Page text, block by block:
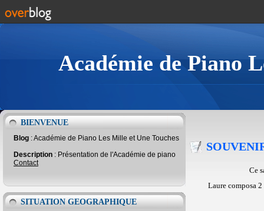
Académie de Piano
BIENVENUE
Blog : Académie de Piano Les Mille et Une Touches
Description : Présentation de l'Académie de piano
Contact
SITUATION GEOGRAPHIQUE
Ce
Laure composa